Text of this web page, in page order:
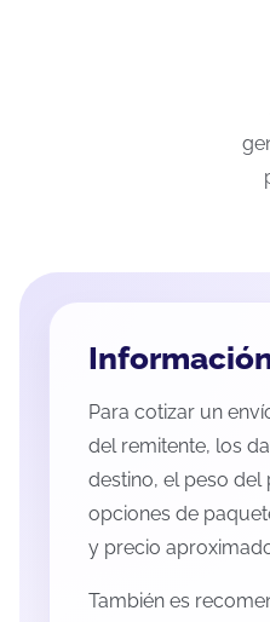
Para cotizar un
del remitente, los
destino, el peso
opciones de
y precio
También es